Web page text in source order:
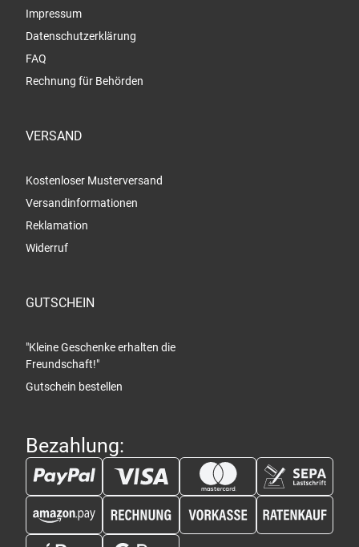
Impressum
Datenschutzerklärung
FAQ
Rechnung für Behörden
VERSAND
Kostenloser Musterversand
Versandinformationen
Reklamation
Widerruf
GUTSCHEIN
"Kleine Geschenke erhalten die
Freundschaft!"
Gutschein bestellen
Bezahlung: